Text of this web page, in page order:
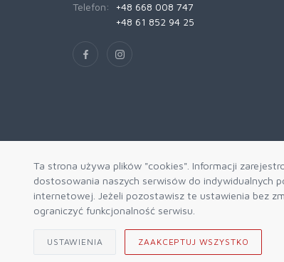
Ta strona używa plików "cookies". Informacji
dostosowania naszych serwisów do indywidualnych
internetowej. Jeżeli pozostawisz te ustawienia bez
ograniczyć funkcjonalność serwisu.
USTAWIENIA ZAAKCEPTUJ WSZYSTKO
Telefon:
+48 668 008 747
+48 61 852 94 25